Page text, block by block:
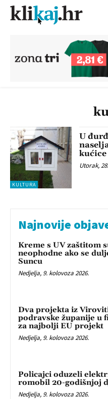
KULTURA
U
Utorak,
Najnovije
Kreme s UV zaštitom
neophodne ako se
Suncu
Nedjelja, 9. kolovoza 2026.
Dva projekta iz
podravske županije u
za najbolji EU projekt
Nedjelja, 9. kolovoza 2026.
Policajci oduzeli
romobil 20-godišnjoj
Nedjelja, 9. kolovoza 2026.